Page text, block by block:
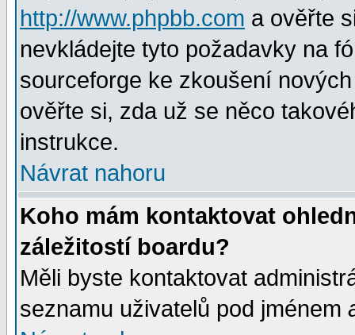
http://www.phpbb.com a ověřte
nevkládejte tyto požadavky na
sourceforge ke zkoušení
ověřte si, zda už se něco
instrukce.
Návrat nahoru
Koho mám kontaktovat
záležitostí boardu?
Měli byste kontaktovat
seznamu uživatelů pod jménem